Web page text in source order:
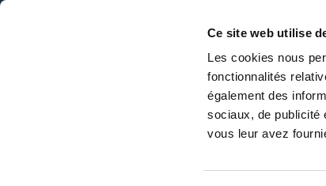
Ce site web utilise
Les cookies nous
fonctionnalités
également des
sociaux, de publicité
vous leur avez
DE LA PAGE BLANCHE... AU BEST SELLER